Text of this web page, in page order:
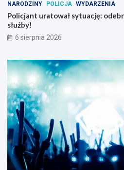
NARODZINY POLICJA WYDARZENIA
Policjant uratował sytuację:
służby!
6 sierpnia 2026